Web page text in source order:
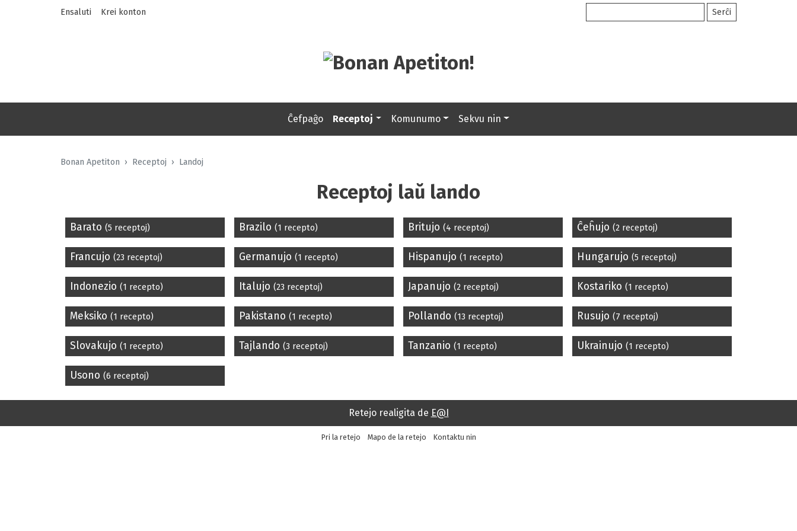
Ensaluti Krei konton
Ĉefpaĝo Receptoj Komunumo Sekvu nin
Bonan Apetiton Receptoj Landoj
Receptoj laŭ lando
Barato (5 receptoj) Brazilo (1 recepto) Britujo (4 receptoj) Ĉeĥujo (2 receptoj)
Francujo (23 receptoj) Germanujo (1 recepto) Hispanujo (1 recepto) Hungarujo (5 receptoj)
Indonezio (1 recepto) Italujo (23 receptoj) Japanujo (2 receptoj) Kostariko (1 recepto)
Meksiko (1 recepto) Pakistano (1 recepto) Pollando (13 receptoj) Rusujo (7 receptoj)
Slovakujo (1 recepto) Tajlando (3 receptoj) Tanzanio (1 recepto) Ukrainujo (1 recepto)
Usono (6 receptoj)
Retejo realigita de E@I
Pri la retejo Mapo de la retejo Kontaktu nin